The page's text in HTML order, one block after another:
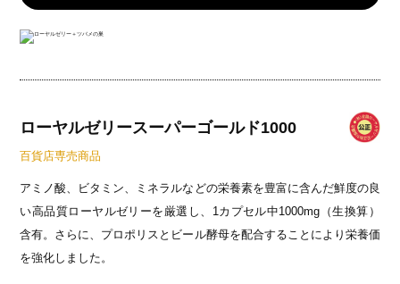
ローヤルゼリースーパーゴールド1000
百貨店専売商品
アミノ酸、ビタミン、ミネラルなどの栄養素を豊富に含んだ鮮度の良
い高品質ローヤルゼリーを厳選し、1カプセル中1000mg（生換算）
含有。さらに、プロポリスとビール酵母を配合することにより栄養価
を強化しました。